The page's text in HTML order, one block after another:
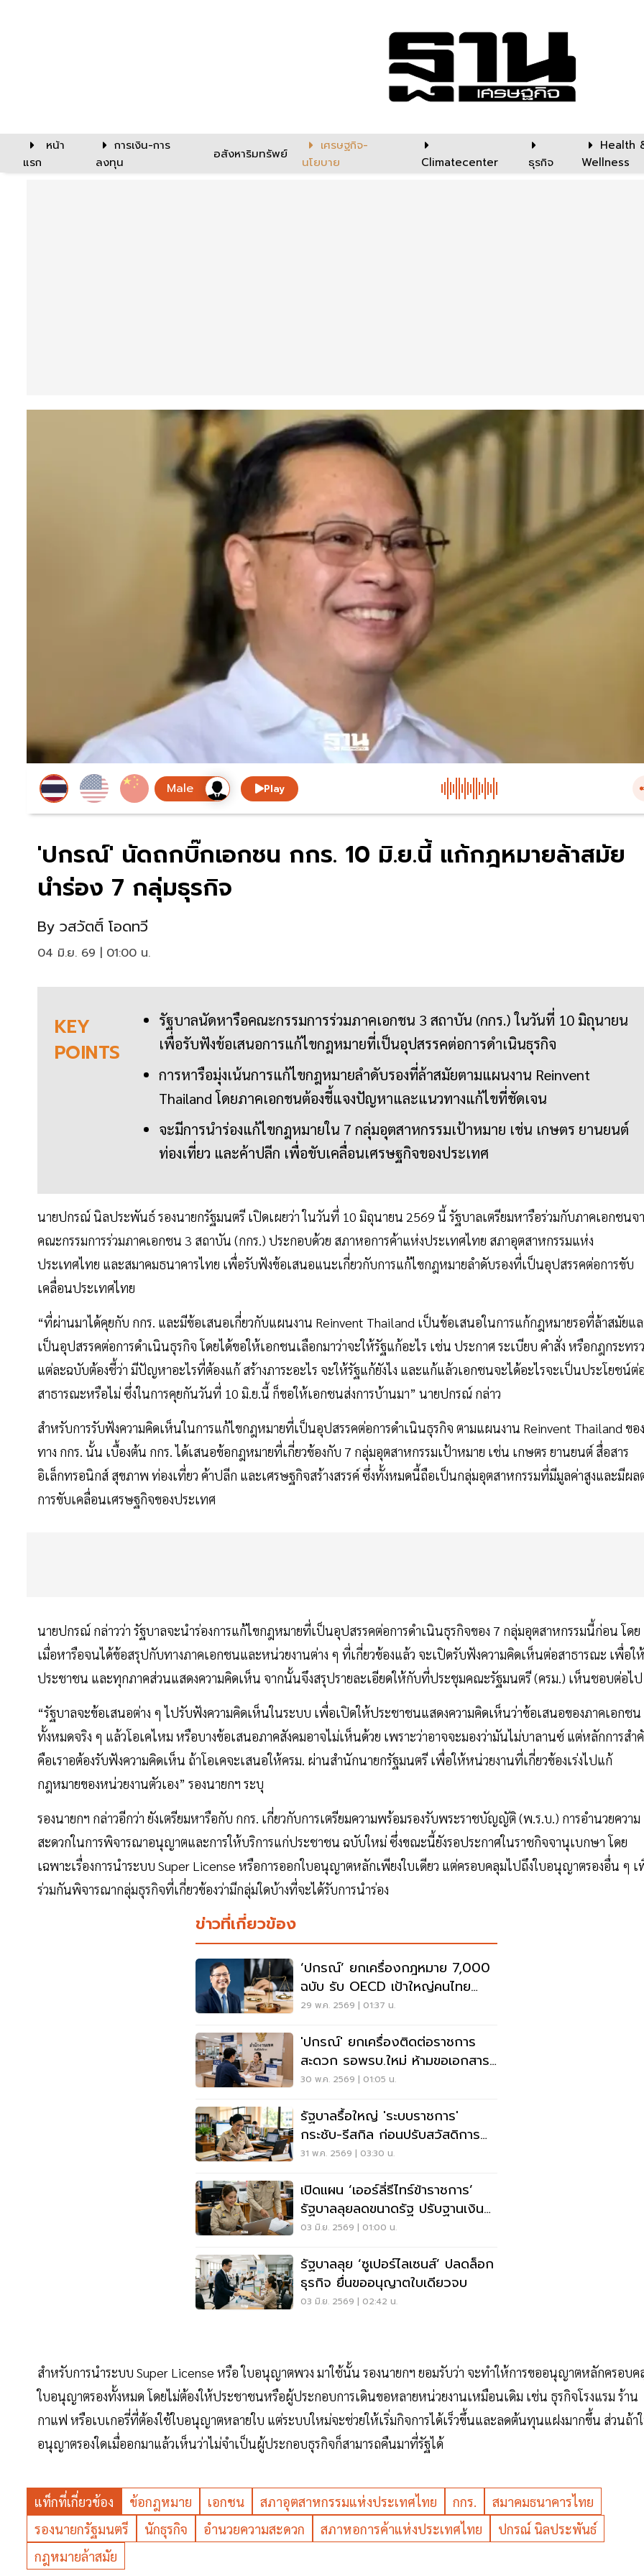
หน้า
แรก
การเงิน-การ
ลงทุน
อสังหาริมทรัพย์
เศรษฐกิจ-
นโยบาย
Climatecenter ธุรกิจ
Health
Wellness
Play
'ปกรณ์' นัดถกบิ๊กเอกชน กกร. 10 มิ.ย.นี้ แก้กฎหมายล้าสมัย
นำร่อง 7 กลุ่มธุรกิจ
By วสวัตติ์ โอดทวี
04 มิ.ย. 69 | 01:00 น.
KEY
POINTS
รัฐบาลนัดหารือคณะกรรมการร่วมภาคเอกชน 3 สถาบัน (กกร.) ในวันที่ 10 มิถุนายน
เพื่อรับฟังข้อเสนอการแก้ไขกฎหมายที่เป็นอุปสรรคต่อการดำเนินธุรกิจ
การหารือมุ่งเน้นการแก้ไขกฎหมายลำดับรองที่ล้าสมัยตามแผนงาน Reinvent
Thailand โดยภาคเอกชนต้องชี้แจงปัญหาและแนวทางแก้ไขที่ชัดเจน
จะมีการนำร่องแก้ไขกฎหมายใน 7 กลุ่มอุตสาหกรรมเป้าหมาย เช่น เกษตร ยานยนต์
ท่องเที่ยว และค้าปลีก เพื่อขับเคลื่อนเศรษฐกิจของประเทศ
นายปกรณ์ นิลประพันธ์ รองนายกรัฐมนตรี เปิดเผยว่า ในวันที่ 10 มิถุนายน 2569 นี้ รัฐบาลเตรียมหารือร่วมกับภาคเอกชนจ
คณะกรรมการร่วมภาคเอกชน 3 สถาบัน (กกร.) ประกอบด้วย สภาหอการค้าแห่งประเทศไทย สภาอุตสาหกรรมแห่ง
ประเทศไทย และสมาคมธนาคารไทย เพื่อรับฟังข้อเสนอแนะเกี่ยวกับการแก้ไขกฎหมายลำดับรองที่เป็นอุปสรรคต่อการขับ
เคลื่อนประเทศไทย
“ที่ผ่านมาได้คุยกับ กกร. และมีข้อเสนอเกี่ยวกับแผนงาน Reinvent Thailand เป็นข้อเสนอในการแก้กฎหมายรอที่ล้าสมัยแ
เป็นอุปสรรคต่อการดำเนินธุรกิจ โดยได้ขอให้เอกชนเลือกมาว่าจะให้รัฐแก้อะไร เช่น ประกาศ ระเบียบ คำสั่ง หรือกฎกระทร
แต่ละฉบับต้องชี้ว่า มีปัญหาอะไรที่ต้องแก้ สร้างภาระอะไร จะให้รัฐแก้ยังไง และแก้แล้วเอกชนจะได้อะไรจะเป็นประโยชน์ต่
สาธารณะหรือไม่ ซึ่งในการคุยกันวันที่ 10 มิ.ย.นี้ ก็ขอให้เอกชนส่งการบ้านมา” นายปกรณ์ กล่าว
สำหรับการรับฟังความคิดเห็นในการแก้ไขกฎหมายที่เป็นอุปสรรคต่อการดำเนินธุรกิจ ตามแผนงาน Reinvent Thailand ของ
ทาง กกร. นั้น เบื้องต้น กกร. ได้เสนอข้อกฎหมายที่เกี่ยวข้องกับ 7 กลุ่มอุตสาหกรรมเป้าหมาย เช่น เกษตร ยานยนต์ สื่อสาร
อิเล็กทรอนิกส์ สุขภาพ ท่องเที่ยว ค้าปลีก และเศรษฐกิจสร้างสรรค์ ซึ่งทั้งหมดนี้ถือเป็นกลุ่มอุตสาหกรรมที่มีมูลค่าสูงและมีผล
การขับเคลื่อนเศรษฐกิจของประเทศ
นายปกรณ์ กล่าวว่า รัฐบาลจะนำร่องการแก้ไขกฎหมายที่เป็นอุปสรรคต่อการดำเนินธุรกิจของ 7 กลุ่มอุตสาหกรรมนี้ก่อน โดย
เมื่อหารือจนได้ข้อสรุปกับทางภาคเอกชนและหน่วยงานต่าง ๆ ที่เกี่ยวข้องแล้ว จะเปิดรับฟังความคิดเห็นต่อสาธารณะ เพื่อให้
ประชาชน และทุกภาคส่วนแสดงความคิดเห็น จากนั้นจึงสรุปรายละเอียดให้กับที่ประชุมคณะรัฐมนตรี (ครม.) เห็นชอบต่อไป
“รัฐบาลจะข้อเสนอต่าง ๆ ไปรับฟังความคิดเห็นในระบบ เพื่อเปิดให้ประชาชนแสดงความคิดเห็นว่าข้อเสนอของภาคเอกชน
ทั้งหมดจริง ๆ แล้วโอเคไหม หรือบางข้อเสนอภาคสังคมอาจไม่เห็นด้วย เพราะว่าอาจจะมองว่ามันไม่บาลานซ์ แต่หลักการส
คือเราอต้องรับฟังความคิดเห็น ถ้าโอเคจะเสนอให้ครม. ผ่านสำนักนายกรัฐมนตรี เพื่อให้หน่วยงานที่เกี่ยวข้องเร่งไปแก้
กฎหมายของหน่วยงานตัวเอง” รองนายกฯ ระบุ
รองนายกฯ กล่าวอีกว่า ยังเตรียมหารือกับ กกร. เกี่ยวกับการเตรียมความพร้อมรองรับพระราชบัญญัติ (พ.ร.บ.) การอำนวยความ
สะดวกในการพิจารณาอนุญาตและการให้บริการแก่ประชาชน ฉบับใหม่ ซึ่งขณะนี้ยังรอประกาศในราชกิจจานุเบกษา โดย
เฉพาะเรื่องการนำระบบ Super License หรือการออกใบอนุญาตหลักเพียงใบเดียว แต่ครอบคลุมไปถึงใบอนุญาตรองอื่น ๆ
ร่วมกันพิจารณากลุ่มธุรกิจที่เกี่ยวข้องว่ามีกลุ่มใดบ้างที่จะได้รับการนำร่อง
ข่าวที่เกี่ยวข้อง
‘ปกรณ์’ ยกเครื่องกฎหมาย 7,000
ฉบับ รับ OECD เป้าใหญ่คนไทย
คุณภาพชีวิตดี
29 พ.ค. 2569 | 01:37 น.
'ปกรณ์' ยกเครื่องติดต่อราชการ
สะดวก รอพรบ.ใหม่ ห้ามขอเอกสาร
ซ้ำ ทำธุรกิจง่าย
30 พ.ค. 2569 | 01:05 น.
รัฐบาลรื้อใหญ่ 'ระบบราชการ'
กระชับ-รีสกิล ก่อนปรับสวัสดิการ
ค่าตอบแทน
31 พ.ค. 2569 | 03:30 น.
เปิดแผน ‘เออร์ลี่รีไทร์ข้าราชการ’
รัฐบาลลุยลดขนาดรัฐ ปรับฐานเงิน
เดือนใหม่
03 มิ.ย. 2569 | 01:00 น.
รัฐบาลลุย ‘ซูเปอร์ไลเซนส์’ ปลดล็อก
ธุรกิจ ยื่นขออนุญาตใบเดียวจบ
03 มิ.ย. 2569 | 02:42 น.
สำหรับการนำระบบ Super License หรือ ใบอนุญาตพวง มาใช้นั้น รองนายกฯ ยอมรับว่า จะทำให้การขออนุญาตหลักครอบค
ใบอนุญาตรองทั้งหมด โดยไม่ต้องให้ประชาชนหรือผู้ประกอบการเดินขอหลายหน่วยงานเหมือนเดิม เช่น ธุรกิจโรงแรม ร้าน
กาแฟ หรือเบเกอรี่ที่ต้องใช้ใบอนุญาตหลายใบ แต่ระบบใหม่จะช่วยให้เริ่มกิจการได้เร็วขึ้นและลดต้นทุนแฝงมากขึ้น ส่วนถ้า
อนุญาตรองใดเมื่ออกมาแล้วเห็นว่าไม่จำเป็นผู้ประกอบธุรกิจก็สามารถคืนมาที่รัฐได้
แท็กที่เกี่ยวข้อง ข้อกฎหมาย เอกชน สภาอุตสาหกรรมแห่งประเทศไทย กกร.
สมาคมธนาคารไทย
รองนายกรัฐมนตรี
นักธุรกิจ อำนวยความสะดวก สภาหอการค้าแห่งประเทศไทย
ปกรณ์ นิลประพันธ์
กฎหมายล้าสมัย